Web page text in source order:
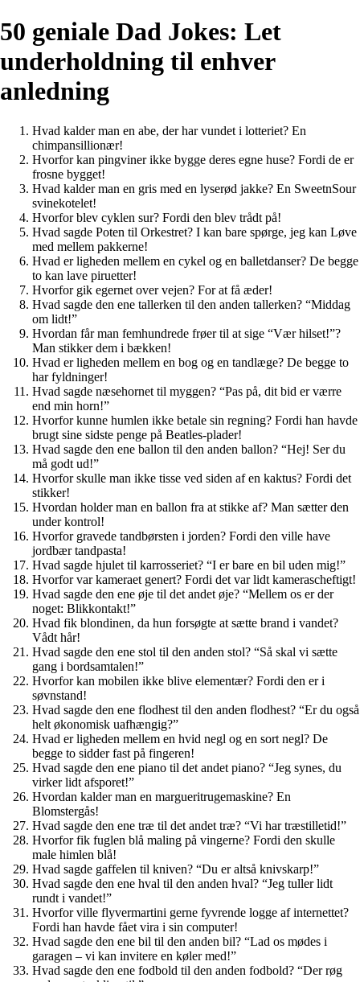
50 geniale Dad Jokes: Let
underholdning til enhver
anledning
Hvad kalder man en abe, der har vundet i lotteriet? En
chimpansillionær!
Hvorfor kan pingviner ikke bygge deres egne huse? Fordi de er
frosne bygget!
Hvad kalder man en gris med en lyserød jakke? En SweetnSour
svinekotelet!
Hvorfor blev cyklen sur? Fordi den blev trådt på!
Hvad sagde Poten til Orkestret? I kan bare spørge, jeg kan Løve
med mellem pakkerne!
Hvad er ligheden mellem en cykel og en balletdanser? De begge
to kan lave piruetter!
Hvorfor gik egernet over vejen? For at få æder!
Hvad sagde den ene tallerken til den anden tallerken? “Middag
om lidt!”
Hvordan får man femhundrede frøer til at sige “Vær hilset!”?
Man stikker dem i bækken!
Hvad er ligheden mellem en bog og en tandlæge? De begge to
har fyldninger!
Hvad sagde næsehornet til myggen? “Pas på, dit bid er værre
end min horn!”
Hvorfor kunne humlen ikke betale sin regning? Fordi han havde
brugt sine sidste penge på Beatles-plader!
Hvad sagde den ene ballon til den anden ballon? “Hej! Ser du
må godt ud!”
Hvorfor skulle man ikke tisse ved siden af en kaktus? Fordi det
stikker!
Hvordan holder man en ballon fra at stikke af? Man sætter den
under kontrol!
Hvorfor gravede tandbørsten i jorden? Fordi den ville have
jordbær tandpasta!
Hvad sagde hjulet til karrosseriet? “I er bare en bil uden mig!”
Hvorfor var kameraet genert? Fordi det var lidt kamerascheftigt!
Hvad sagde den ene øje til det andet øje? “Mellem os er der
noget: Blikkontakt!”
Hvad fik blondinen, da hun forsøgte at sætte brand i vandet?
Vådt hår!
Hvad sagde den ene stol til den anden stol? “Så skal vi sætte
gang i bordsamtalen!”
Hvorfor kan mobilen ikke blive elementær? Fordi den er i
søvnstand!
Hvad sagde den ene flodhest til den anden flodhest? “Er du også
helt økonomisk uafhængig?”
Hvad er ligheden mellem en hvid negl og en sort negl? De
begge to sidder fast på fingeren!
Hvad sagde den ene piano til det andet piano? “Jeg synes, du
virker lidt afsporet!”
Hvordan kalder man en margueritrugemaskine? En
Blomstergås!
Hvad sagde den ene træ til det andet træ? “Vi har træstilletid!”
Hvorfor fik fuglen blå maling på vingerne? Fordi den skulle
male himlen blå!
Hvad sagde gaffelen til kniven? “Du er altså knivskarp!”
Hvad sagde den ene hval til den anden hval? “Jeg tuller lidt
rundt i vandet!”
Hvorfor ville flyvermartini gerne fyvrende logge af internettet?
Fordi han havde fået vira i sin computer!
Hvad sagde den ene bil til den anden bil? “Lad os mødes i
garagen – vi kan invitere en køler med!”
Hvad sagde den ene fodbold til den anden fodbold? “Der røg